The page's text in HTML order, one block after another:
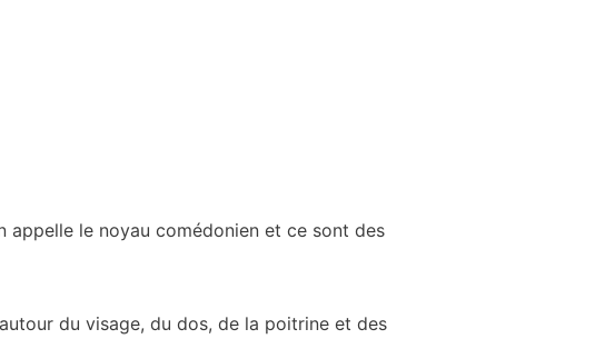
appelle le noyau comédonien et ce sont des
du visage, du dos, de la poitrine et des